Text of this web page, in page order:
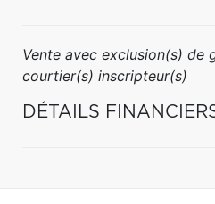
Vente avec exclusion(s) de
courtier(s) inscripteur(s)
DÉTAILS